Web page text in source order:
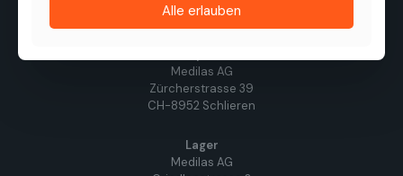
Medilas AG
Zürcherstrasse 39
CH-8952 Schlieren
Lager
Medilas AG
Alle erlauben